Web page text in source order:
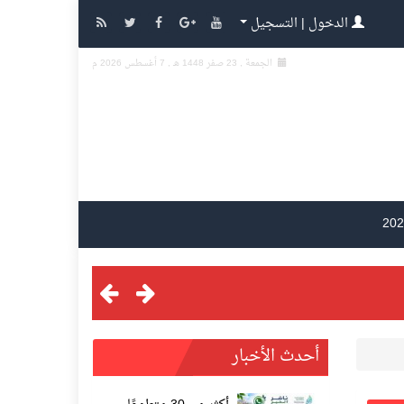
الدخول | التسجيل
الجمعة , 23 صفر 1448 هـ , 7 أغسطس 2026 م
أحدث الأخبار